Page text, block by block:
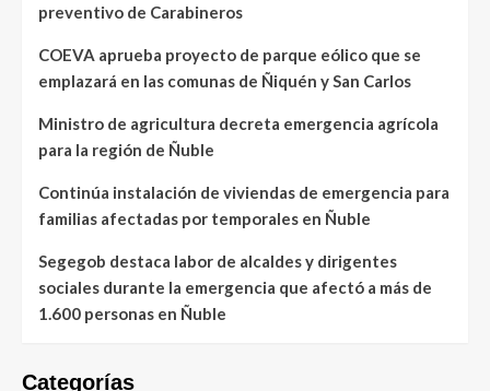
preventivo de Carabineros
COEVA aprueba proyecto de parque eólico que se
emplazará en las comunas de Ñiquén y San Carlos
Ministro de agricultura decreta emergencia agrícola
para la región de Ñuble
Continúa instalación de viviendas de emergencia para
familias afectadas por temporales en Ñuble
Segegob destaca labor de alcaldes y dirigentes
sociales durante la emergencia que afectó a más de
1.600 personas en Ñuble
Categorías